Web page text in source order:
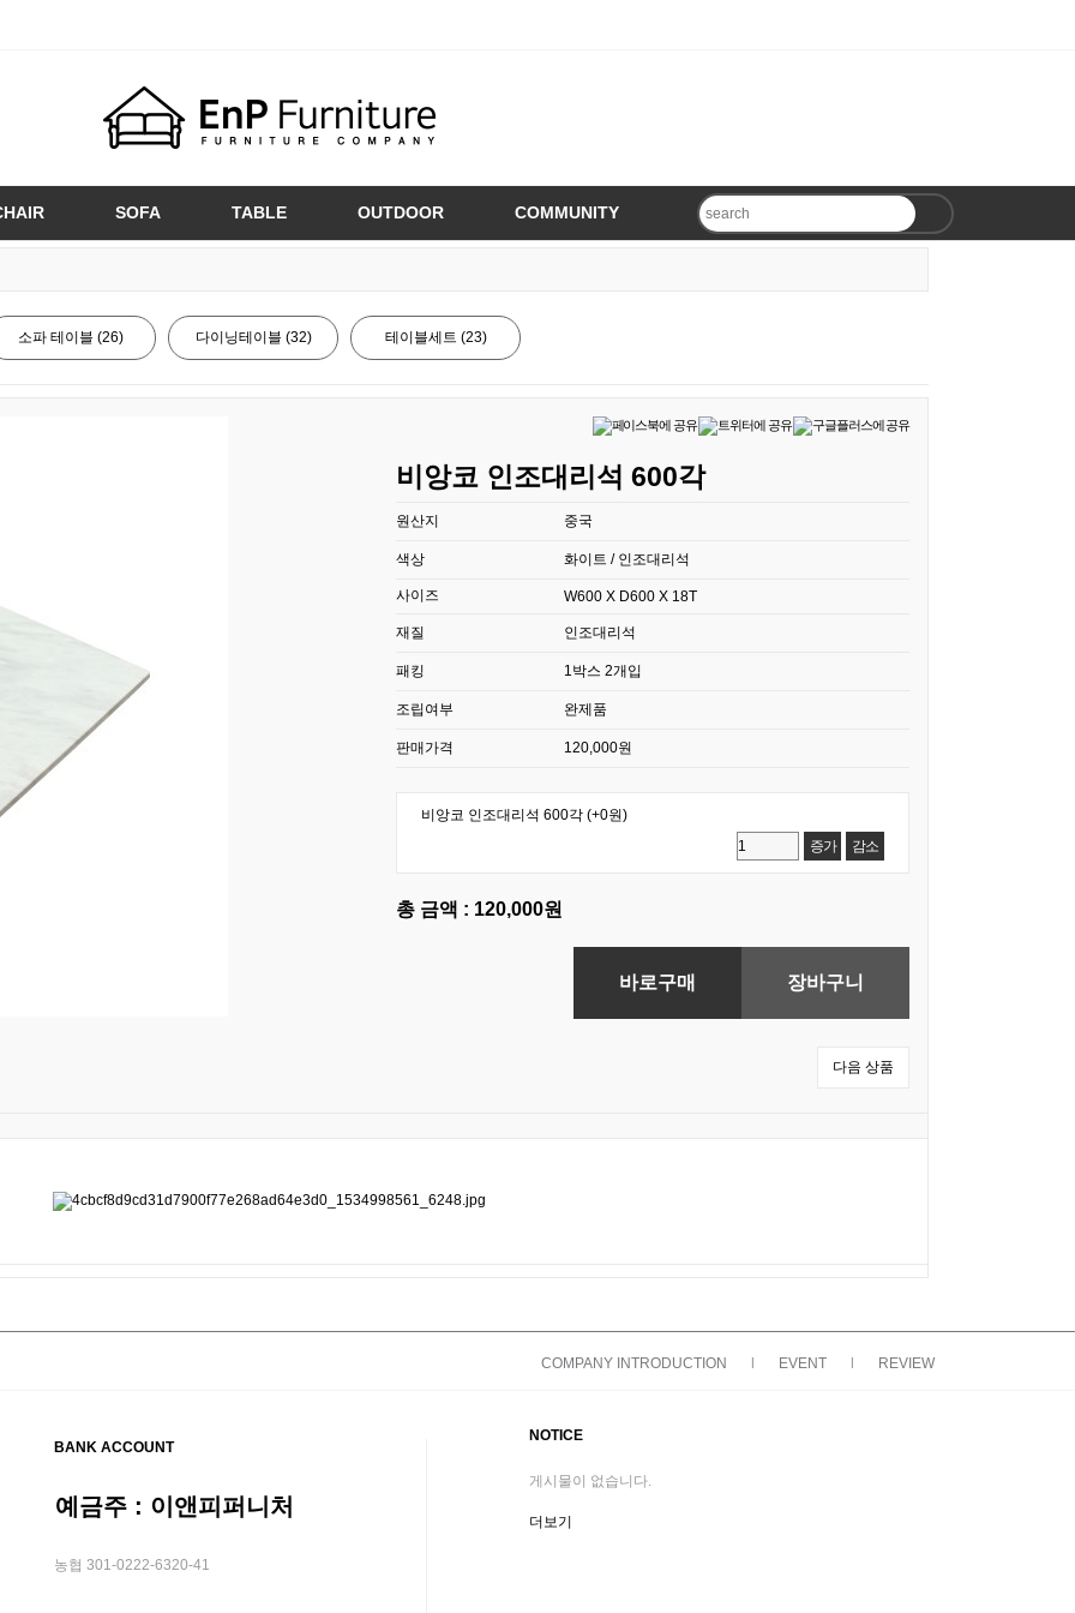
SOFA TABLE OUTDOOR COMMUNITY
소파 테이블 (26) 다이닝테이블 (32) 테이블세트 (23)
비앙코 인조대리석 600각
원산지 중국
색상 화이트 / 인조대리석
사이즈 W600 X D600 X 18T
재질 인조대리석
패킹 1박스 2개입
조립여부 완제품
판매가격 120,000원
비앙코 인조대리석 600각 (+0원)
증가
감소
총 금액 : 120,000원
다음 상품
COMPANY INTRODUCTION | EVENT | REVIEW
BANK ACCOUNT
예금주 : 이앤피퍼니처
농협 301-0222-6320-41
NOTICE
게시물이 없습니다.
더보기